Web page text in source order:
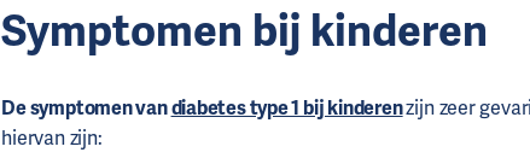
Symptomen bij kinderen
De symptomen vandiabetes type 1 bij kinderenzijn zeer
hiervan zijn: